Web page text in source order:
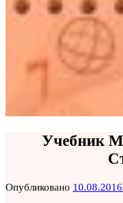
Учебник
Опубликовано 10.08.2016